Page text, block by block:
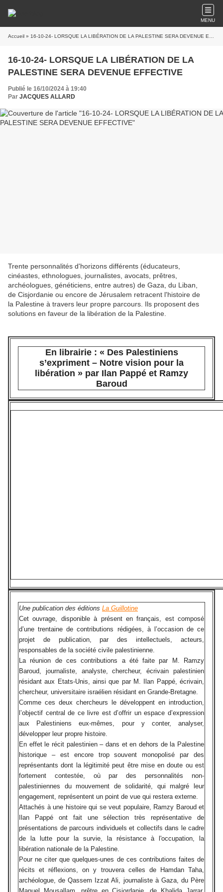
MENU
Accueil » 16-10-24- LORSQUE LA LIBÉRATION DE LA PALESTINE SERA DEVENUE EFFECTIVE
16-10-24- LORSQUE LA LIBÉRATION DE LA
PALESTINE SERA DEVENUE EFFECTIVE
Publié le 16/10/2024 à 19:40
Par JACQUES ALLARD
Trente personnalités d'horizons différents (éducateurs,
cinéastes, ethnologues, journalistes, avocats, prêtres,
archéologues, généticiens, entre autres) de Gaza, du Liban,
de Cisjordanie ou encore de Jérusalem retracent l'histoire de
la Palestine à travers leur propre parcours. Ils proposent des
solutions en faveur de la libération de la Palestine.
En librairie : « Des Palestiniens
s’expriment – Notre vision pour la
libération » par Ilan Pappé et Ramzy
Baroud
Une publication des éditions La Guillotine
Cet ouvrage, disponible à présent en français, est composé
d’une trentaine de contributions rédigées, à l’occasion de ce
projet de publication, par des intellectuels, acteurs,
responsables de la société civile palestinienne.
La réunion de ces contributions a été faite par M. Ramzy
Baroud, journaliste, analyste, chercheur, écrivain palestinien
résidant aux Etats-Unis, ainsi que par M. Ilan Pappé, écrivain,
chercheur, universitaire israélien résidant en Grande-Bretagne.
Comme ces deux chercheurs le développent en introduction,
l’objectif central de ce livre est d’offrir un espace d’expression
aux Palestiniens eux-mêmes, pour y conter, analyser,
développer leur propre histoire.
En effet le récit palestinien – dans et en dehors de la Palestine
historique – est encore trop souvent monopolisé par des
représentants dont la légitimité peut être mise en doute ou est
fortement contestée, où par des personnalités non-
palestiniennes du mouvement de solidarité, qui malgré leur
engagement, représentent un point de vue qui restera externe.
Attachés à une histoire qui se veut populaire, Ramzy Baroud et
Ilan Pappé ont fait une sélection très représentative de
présentations de parcours individuels et collectifs dans le cadre
de la lutte pour la survie, la résistance à l'occupation, la
libération nationale de la Palestine.
Pour ne citer que quelques-unes de ces contributions faites de
récits et réflexions, on y trouvera celles de Hamdan Taha,
archéologue, de Qassem Izzat Ali, journaliste à Gaza, du Père